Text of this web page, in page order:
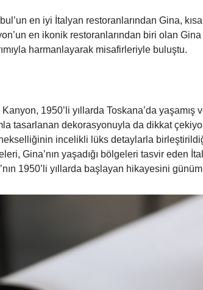
en iyi İtalyan restoranlarından Gina,
en ikonik restoranlarından biri olan
harmanlayarak misafirleriyle buluştu.
1950’li yıllarda Toskana’da yaşamış
tasarlanan dekorasyonuyla da dikkat
incelikli lüks detaylarla
Gina’nın yaşadığı bölgeleri tasvir eden
1950’li yıllarda başlayan hikayesini